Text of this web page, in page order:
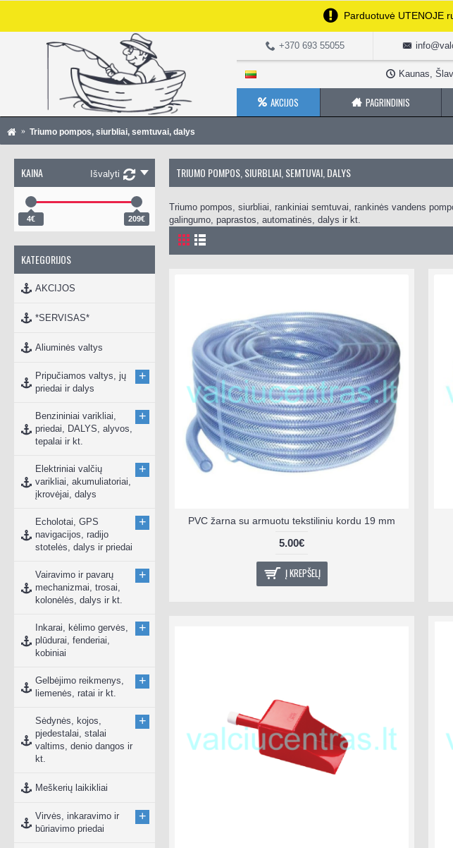
Parduotuvė UTENOJE
+370 693 55055
Kaunas,
AKCIJOS PAGRINDINIS
Triumo pompos, siurbliai, semtuvai, dalys
Išvalyti
KAINA
4€ 209€
KATEGORIJOS
AKCIJOS
*SERVISAS*
Aliuminės valtys
Pripučiamos valtys, jų
priedai ir dalys
+
Benzininiai varikliai,
priedai, DALYS, alyvos,
tepalai ir kt.
+
Elektriniai valčių
varikliai, akumuliatoriai,
įkrovėjai, dalys
+
Echolotai, GPS
navigacijos, radijo
stotelės, dalys ir priedai
+
Vairavimo ir pavarų
mechanizmai, trosai,
kolonėlės, dalys ir kt.
+
Inkarai, kėlimo gervės,
plūdurai, fenderiai,
kobiniai
+
Gelbėjimo reikmenys,
liemenės, ratai ir kt.
+
Sėdynės, kojos,
pjedestalai, stalai
valtims, denio dangos ir
kt.
+
Meškerių laikikliai
Virvės, inkaravimo ir
būriavimo priedai
+
TRIUMO POMPOS, SIURBLIAI, SEMTUVAI, DALYS
Triumo pompos, siurbliai, rankiniai semtuvai, rankinės vandens
galingumo, paprastos, automatinės, dalys ir kt.
PVC žarna su armuotu tekstiliniu kordu 19 mm
5.00€
Į KREPŠELĮ